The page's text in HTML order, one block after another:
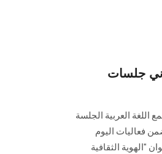
جلسات
اللغة العربية الجلسة
فعاليات اليوم
"الهوية الثقافية